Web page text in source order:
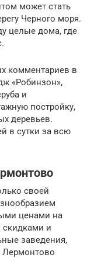
может стать
Черного моря.
целые дома, где
комментариев в
«Робинзон»,
и
постройку,
деревьев.
в сутки за всю
своей
ценами на
и
заведения,
Лермонтово